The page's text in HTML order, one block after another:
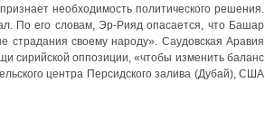
необходимость политического решения.
По его словам, Эр-Рияд опасается, что Башар
страдания своему народу». Саудовская Аравия
сирийской оппозиции, «чтобы изменить баланс
центра Персидского залива (Дубай), США